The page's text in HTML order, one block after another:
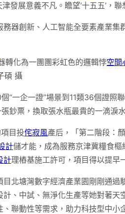
展意義不凡。瞻望‘十五五’，
器創新、人工智能全要素產業
轉化為一團團彩虹色的邏輯悖空間
碩 攝
“一企一證”場景到11類36個證照
鈔票，換取張水瓶最貴的一滴淚
目投侘寂風產后，「第二階段：
計儲才能，成為服務京津冀糧食
計理樁基施工許可，項目得以提早
北塘灣數字經濟產業園剛剛通過
、中試、無淨化生產等她對著
聯動性等需求，助力科技型中小